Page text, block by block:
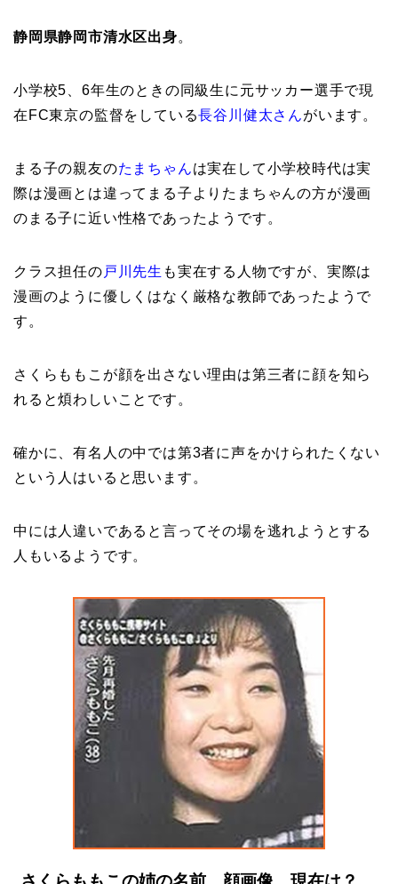
静岡県静岡市清水区出身。
小学校5、6年生のときの同級生に元サッカー選手で現
在FC東京の監督をしている長谷川健太さんがいます。
まる子の親友のたまちゃんは実在して小学校時代は実
際は漫画とは違ってまる子よりたまちゃんの方が漫画
のまる子に近い性格であったようです。
クラス担任の 戸川先生 も実在する人物ですが、実際は
漫画のように優しくはなく厳格な教師であったようで
す。
さくらももこが顔を出さない理由は第三者に顔を知ら
れると煩わしいことです。
確かに、有名人の中では第3者に声をかけられたくない
という人はいると思います。
中には人違いであると言ってその場を逃れようとする
人もいるようです。